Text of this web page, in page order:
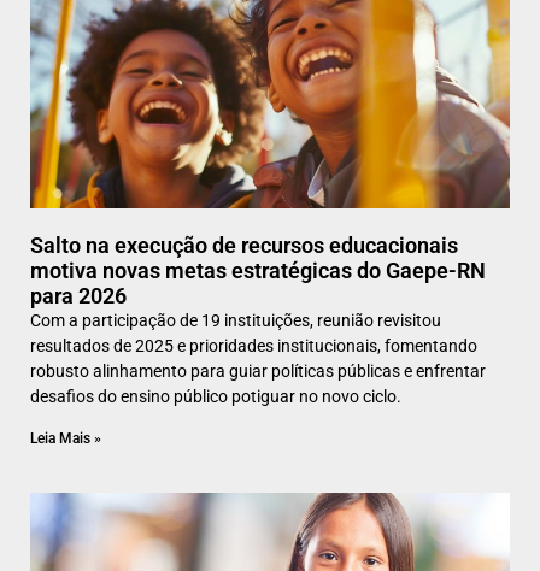
Salto na execução de recursos educacionais
motiva novas metas estratégicas do Gaepe-RN
para 2026
Com a participação de 19 instituições, reunião revisitou
resultados de 2025 e prioridades institucionais, fomentando
robusto alinhamento para guiar políticas públicas e enfrentar
desafios do ensino público potiguar no novo ciclo.
Leia Mais »